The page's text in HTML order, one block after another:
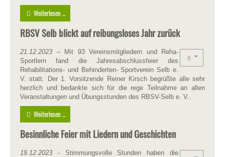
Weiterlesen ...
RBSV Selb blickt auf reibungsloses Jahr zurück
21.12.2023 – Mit 93 Vereinsmitgliedern und Reha-
Sportlern fand die Jahresabschlussfeier des
Rehabilitations- und Behinderten- Sportverein Selb e.
V. statt. Der 1. Vorsitzende Reiner Kirsch begrüßte alle sehr
herzlich und bedankte sich für die rege Teilnahme an allen
Veranstaltungen und Übungsstunden des RBSV-Selb e. V..
Weiterlesen ...
Besinnliche Feier mit Liedern und Geschichten
19.12.2023 - Stimmungsvolle Stunden haben die